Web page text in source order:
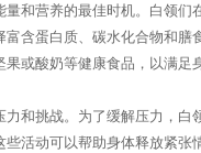
和营养的最佳时机。白领们
含蛋白质、碳水化合物和膳
或酸奶等健康食品，以满足
和挑战。为了缓解压力，白
活动可以帮助身体释放紧张